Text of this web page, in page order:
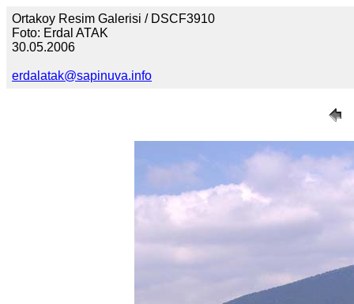
Ortakoy Resim Galerisi / DSCF3910
Foto: Erdal ATAK
30.05.2006
erdalatak@sapinuva.info